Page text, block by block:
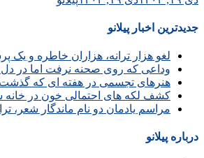
جدیدترین اخبار پیلانو
لغو هزار ترانه، هزاران خاطره و یک
وداعی که روی صحنه نرفت اما در دل
هنرهای تجسمی در هفته ای که گذشت؛
کشف لکه های احتمالی خون در خانه
مراسم یادمان دو نام ماندگار شعر،
درباره پیلانو